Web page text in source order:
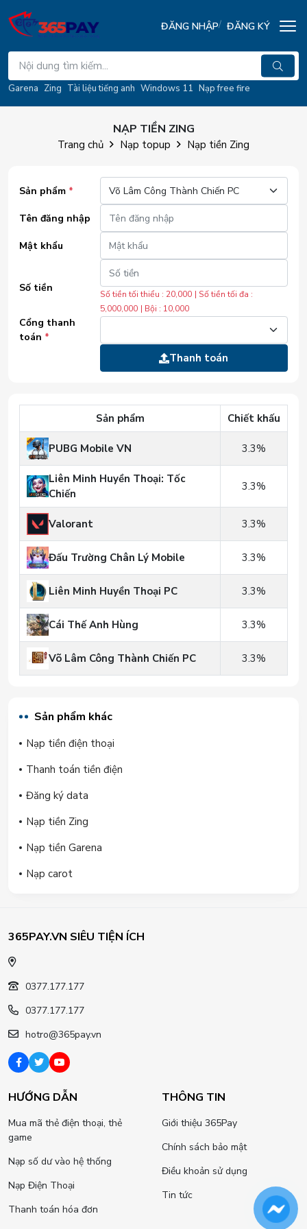
Garena Zing Tài liệu tiếng anh Windows 11 Nạp free fire
ĐĂNG NHẬP ĐĂNG KÝ
NẠP TIỀN ZING
Trang chủ Nạp topup Nạp tiền Zing
Sản phẩm *
Tên đăng nhập
Mật khẩu
Số tiền
Số tiền tối thiểu : 20,000 | Số tiền tối đa :
5,000,000 | Bội : 10,000
Cổng thanh
toán *
Thanh toán
Sản phẩm Chiết khấu
PUBG Mobile VN 3.3%
Liên Minh Huyền Thoại: Tốc
Chiến
3.3%
Valorant 3.3%
Đấu Trường Chân Lý Mobile 3.3%
Liên Minh Huyền Thoại PC 3.3%
Cái Thế Anh Hùng 3.3%
Võ Lâm Công Thành Chiến PC 3.3%
Sản phẩm khác
Nạp tiền điện thoại
Thanh toán tiền điện
Đăng ký data
Nạp tiền Zing
Nạp tiền Garena
Nạp carot
365PAY.VN SIÊU TIỆN ÍCH
0377.177.177
0377.177.177
hotro@365pay.vn
HƯỚNG DẪN
Mua mã thẻ điện thoại, thẻ
game
Nạp số dư vào hệ thống
Nạp Điện Thoại
Thanh toán hóa đơn
THÔNG TIN
Giới thiệu 365Pay
Chính sách bảo mật
Điều khoản sử dụng
Tin tức